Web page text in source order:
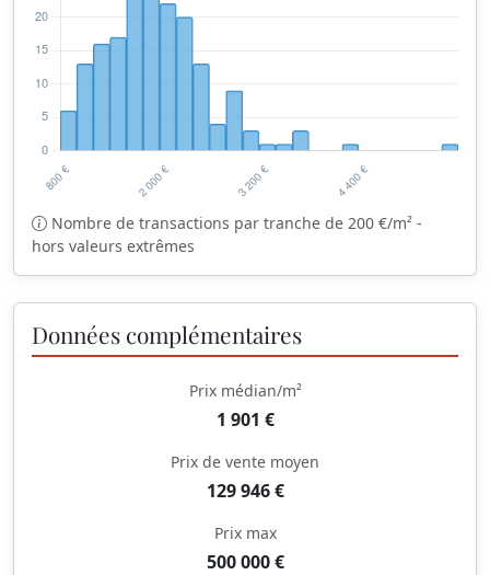
Nombre de transactions par tranche de 200 €/m² -
hors valeurs extrêmes
Données complémentaires
Prix médian/m²
1 901 €
Prix de vente moyen
129 946 €
Prix max
500 000 €